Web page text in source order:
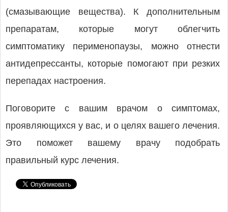
(смазывающие вещества). К дополнительным
препаратам, которые могут облегчить
симптоматику перименопаузы, можно отнести
антидепрессанты, которые помогают при резких
перепадах настроения.
Поговорите с вашим врачом о симптомах,
проявляющихся у вас, и о целях вашего лечения.
Это поможет вашему врачу подобрать
правильный курс лечения.